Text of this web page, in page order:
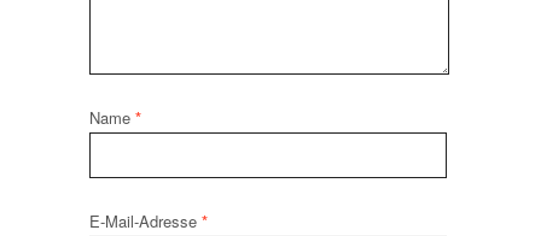
Name *
E-Mail-Adresse *